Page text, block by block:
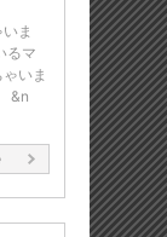
ま
るマ
いま
&n